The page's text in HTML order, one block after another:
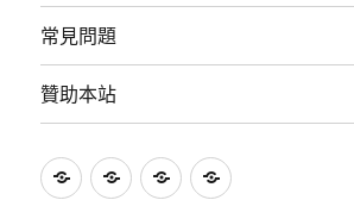
常見問題
贊助本站
115
115
常
贊